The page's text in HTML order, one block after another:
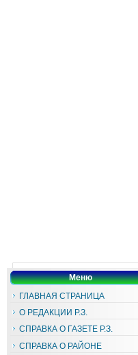
Меню
ГЛАВНАЯ СТРАНИЦА
О РЕДАКЦИИ Р.З.
СПРАВКА О ГАЗЕТЕ Р.З.
СПРАВКА О РАЙОНЕ